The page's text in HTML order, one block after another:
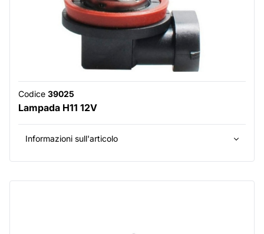
Codice 39025
Lampada H11 12V
Informazioni sull'articolo